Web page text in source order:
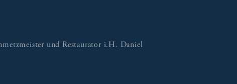
und Restaurator i.H. Daniel